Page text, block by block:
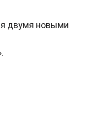
двумя новыми